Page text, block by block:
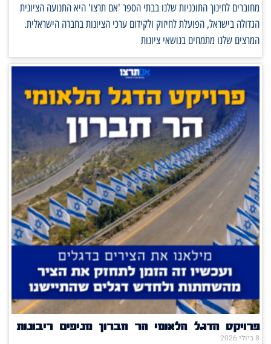
מחוברים לחינוך התוכניות שלנו בבתי הספר 'אם תרצו' היא התנועה הציונית
הגדולה בישראל, הפועלת לחיזוק ולקידום ערכי הציונות בחברה הישראלית.
המרצים שלנו מתמחים בנושאי ציונות
פרויקט הדגל הלאומי הר חברון מניפים ריבונות
8 ביולי 2026